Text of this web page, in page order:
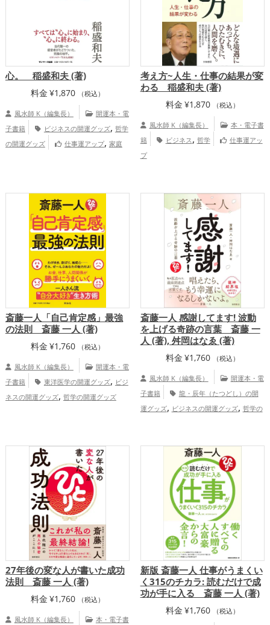
心。 稲盛和夫 (著)
料金 ¥1,870 （税込）
風水師 K（編集長）
開運本・電
子書籍
ビジネスの開運グッズ, 哲学
の開運グッズ
仕事運アップ, 家庭
考え方~人生・仕事の結果が変
わる 稲盛和夫 (著)
料金 ¥1,870 （税込）
風水師 K（編集長）
本・電子書
籍
ビジネス , 哲学
仕事運アッ
プ
斎藤一人「自己肯定感」最強
の法則 斎藤 一人 (著)
料金 ¥1,760 （税込）
風水師 K（編集長）
開運本・電
子書籍
東洋医学の開運グッズ, ビジ
ネスの開運グッズ, 哲学の開運グッズ
斎藤一人 感謝してます! 波動
を上げる奇跡の言葉 斎藤 一
人 (著), 舛岡はなゑ (著)
料金 ¥1,760 （税込）
風水師 K（編集長）
開運本・電
子書籍
龍・辰年（たつどし）の開
運グッズ, ビジネスの開運グッズ, 哲学の
運・全体運アップ
27年後の変な人が書いた成功
法則 斎藤 一人 (著)
料金 ¥1,760 （税込）
風水師 K（編集長）
本・電子書
新版 斎藤一人 仕事がうまくい
く315のチカラ: 読むだけで成
功が手に入る 斎藤 一人 (著)
料金 ¥1,760 （税込）